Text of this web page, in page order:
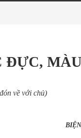
ĐỰC,
về với chủ)